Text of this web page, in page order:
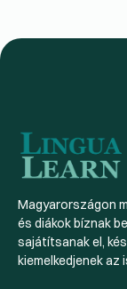
Magyarországon
és diákok bíznak
sajátítsanak el,
kiemelkedjenek az